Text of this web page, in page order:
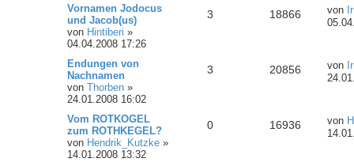
Vornamen Jodocus
und Jacob(us)
von Hintiberi »
04.04.2008 17:26
3 18866 von
Endungen von
Nachnamen
von Thorben »
24.01.2008 16:02
3 20856 von
Vom ROTKOGEL
zum ROTHKEGEL?
von Hendrik_Kutzke »
14.01.2008 13:32
0 16936 von